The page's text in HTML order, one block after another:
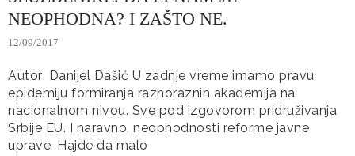
NEOPHODNA? I ZAŠTO NE.
12/09/2017
Autor: Danijel Dašić U zadnje vreme imamo pravu
epidemiju formiranja raznoraznih akademija na
nacionalnom nivou. Sve pod izgovorom pridruživanja
Srbije EU. I naravno, neophodnosti reforme javne
uprave. Hajde da malo